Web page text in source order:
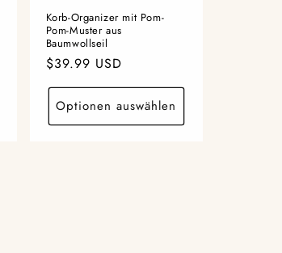
Korb-Organizer mit Pom-
Pom-Muster aus
Baumwollseil
Normaler
Preis
$39.99 USD
Optionen auswählen